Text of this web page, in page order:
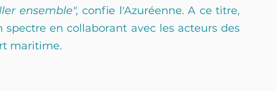
ensemble", confie l'Azuréenne. A ce titre,
spectre en collaborant avec les acteurs des
maritime.